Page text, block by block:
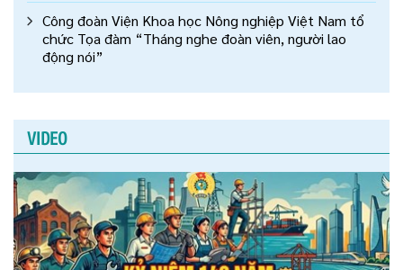
Công đoàn Viện Khoa học Nông nghiệp Việt Nam tổ
chức Tọa đàm “Tháng nghe đoàn viên, người lao
động nói”
VIDEO